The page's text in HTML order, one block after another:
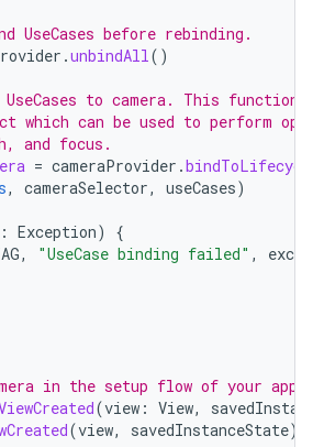
UseCases before rebinding.
.unbindAll()
to camera. This function
which can be used to perform
and focus.
= cameraProvider .
, cameraSelector, useCases)
: Exception)
{
, "UseCase binding failed" , exc
in the setup flow of your app,
(view : View,
(view, savedInstanceState)